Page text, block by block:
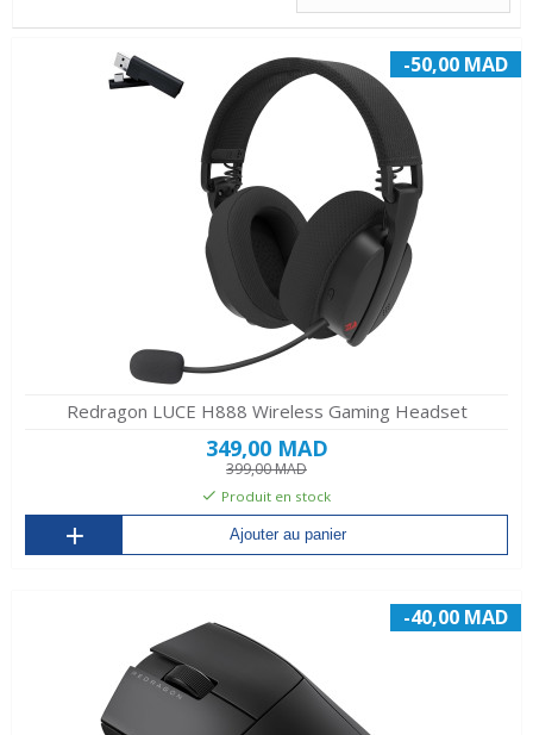
-50,00 MAD
Redragon LUCE H888 Wireless Gaming Headset
349,00 MAD
399,00 MAD
Produit en stock
Ajouter au panier
-40,00 MAD